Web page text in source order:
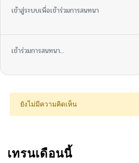
เข้าสู่ระบบเพื่อเข้าร่วมการสนทนา
เข้าร่วมการสนทนา...
ยังไม่มีความคิดเห็น
เทรนเดือนนี้